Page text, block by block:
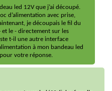
led 12V que j’ai découpé.
d’alimentation avec prise,
je découpais le fil du
et le - directement sur les
t-il une autre interface
à mon bandeau led
votre réponse.